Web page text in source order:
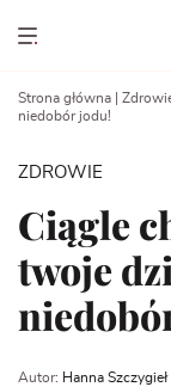
Show menu
Strona główna
niedobór jodu!
ZDROWIE
Ciągle
twoje
Autor: Hanna Szczygieł